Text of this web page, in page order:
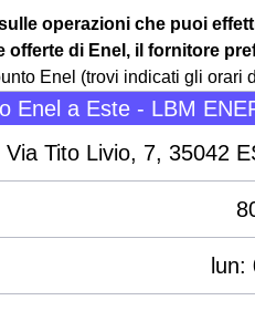
operazioni che puoi
offerte di Enel, il fornitore
Enel (trovi indicati gli orari
Enel a Este - LBM
Via Tito Livio, 7, 35042